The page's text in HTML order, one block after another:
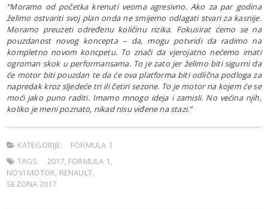
“Moramo od početka krenuti veoma agresivno. Ako za par godina
želimo ostvariti svoj plan onda ne smijemo odlagati stvari za kasnije.
Moramo preuzeti određenu količinu rizika. Fokusirat ćemo se na
pouzdanost novog koncepta – da, mogu potvridi da radimo na
kompletno novom koncpetu. To znači da vjerojatno nećemo imati
ogroman skok u performansama. To je zato jer želimo biti sigurni da
će motor biti pouzdan te da će ova platforma biti odlična podloga za
napredak kroz sljedeće tri ili četiri sezone. To je motor na kojem će se
moći jako puno raditi. Imamo mnogo ideja i zamisli. No većina njih,
koliko je meni poznato, nikad nisu viđene na stazi.”
KATEGORIJE:
FORMULA 1
TAGS:
2017, FORMULA 1,
NOVI MOTOR, RENAULT,
SEZONA 2017